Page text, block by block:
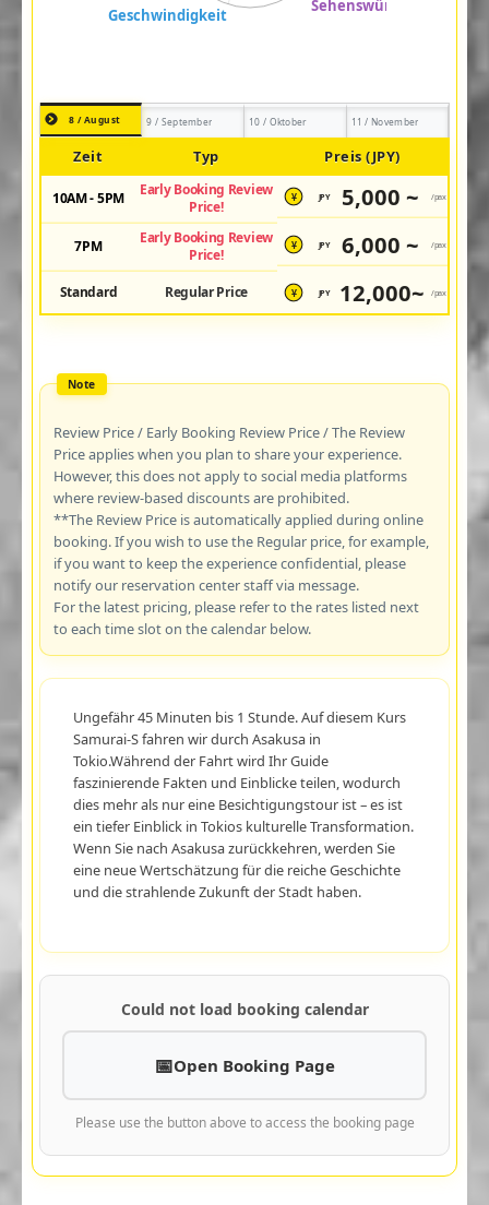
8 / August 9 / September 10 / Oktober 11 / November
Zeit Typ Preis (JPY)
10AM - 5PM
Early Booking Review
Price!
¥ JPY 5,000 ~ /pax
7PM
Early Booking Review
Price!
¥ JPY 6,000 ~ /pax
Standard Regular Price ¥ JPY 12,000~ /pax
Review Price / Early Booking Review Price / The Review
Price applies when you plan to share your experience.
However, this does not apply to social media platforms
where review-based discounts are prohibited.
**The Review Price is automatically applied during online
booking. If you wish to use the Regular price, for example,
if you want to keep the experience confidential, please
notify our reservation center staff via message.
For the latest pricing, please refer to the rates listed next
to each time slot on the calendar below.
Ungefähr 45 Minuten bis 1 Stunde. Auf diesem Kurs
Samurai-S fahren wir durch Asakusa in
Tokio.Während der Fahrt wird Ihr Guide
faszinierende Fakten und Einblicke teilen, wodurch
dies mehr als nur eine Besichtigungstour ist – es ist
ein tiefer Einblick in Tokios kulturelle Transformation.
Wenn Sie nach Asakusa zurückkehren, werden Sie
eine neue Wertschätzung für die reiche Geschichte
und die strahlende Zukunft der Stadt haben.
Could not load booking calendar
Open Booking Page
Please use the button above to access the booking page